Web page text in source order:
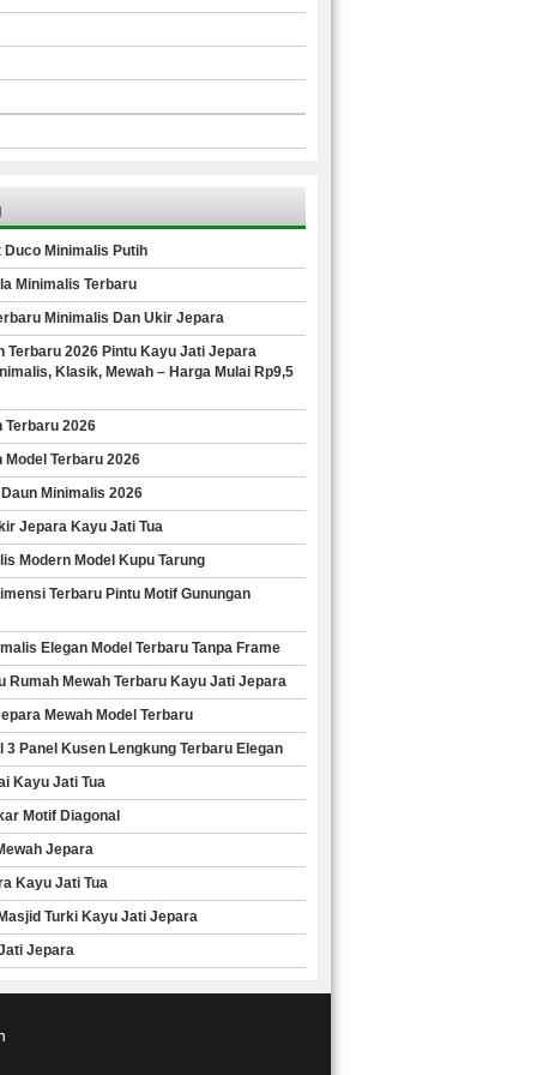
Duco Minimalis Putih
Minimalis Terbaru
Minimalis Dan Ukir Jepara
Terbaru 2026 Pintu Kayu Jati Jepara
Klasik, Mewah – Harga Mulai Rp9,5
Terbaru 2026
Terbaru 2026
Minimalis 2026
Jepara Kayu Jati Tua
Modern Model Kupu Tarung
Terbaru Pintu Motif Gunungan
Elegan Model Terbaru Tanpa Frame
Rumah Mewah Terbaru Kayu Jati Jepara
Mewah Model Terbaru
3 Panel Kusen Lengkung Terbaru Elegan
Kayu Jati Tua
Motif Diagonal
Jepara
Kayu Jati Tua
Turki Kayu Jati Jepara
Jepara